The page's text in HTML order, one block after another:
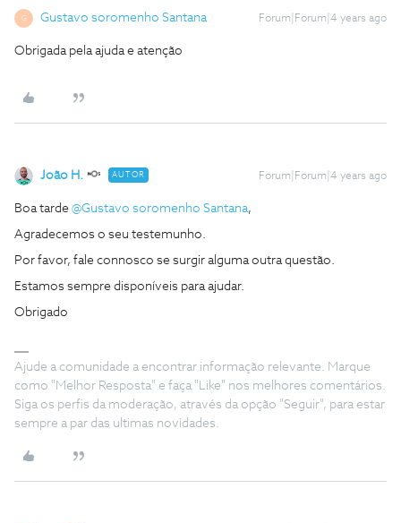
G Gustavo soromenho Santana Forum|Forum|4 years ago
Obrigada pela ajuda e atenção
João H. AUTOR Forum|Forum|4 years ago
Boa tarde @Gustavo soromenho Santana,
Agradecemos o seu testemunho.
Por favor, fale connosco se surgir alguma outra questão.
Estamos sempre disponíveis para ajudar.
Obrigado
Ajude a comunidade a encontrar informação relevante. Marque
como "Melhor Resposta" e faça "Like" nos melhores comentários.
Siga os perfis da moderação, através da opção "Seguir", para estar
sempre a par das ultimas novidades.